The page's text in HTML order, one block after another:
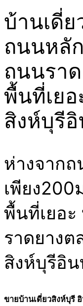
บ้านเดี่
ถนนหลั
ถนนรา
พื้นที่เยอ
สิงห์บุรี
ห่างจาก
เพียง200
พื้นที่เยอ
ราดยางต
สิงห์บุรีอิ
ขายบ้านเดี่ยวสิงห์บุรี